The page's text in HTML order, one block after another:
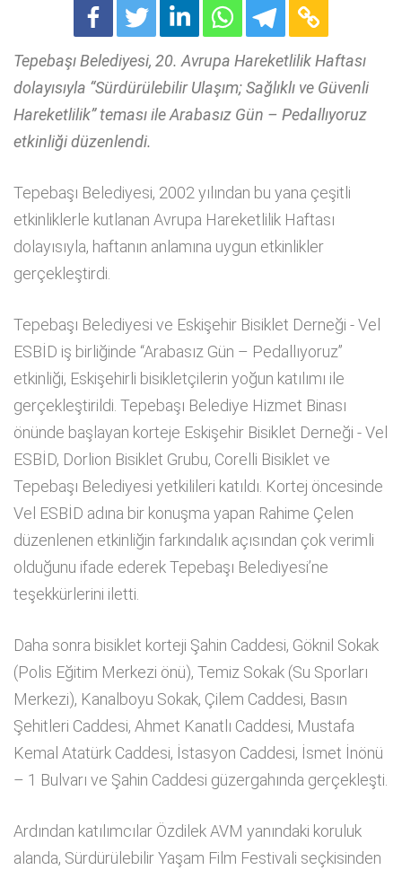
Tepebaşı Belediyesi, 20. Avrupa Hareketlilik Haftası
dolayısıyla “Sürdürülebilir Ulaşım; Sağlıklı ve Güvenli
Hareketlilik” teması ile Arabasız Gün – Pedallıyoruz
etkinliği düzenlendi.
Tepebaşı Belediyesi, 2002 yılından bu yana çeşitli
etkinliklerle kutlanan Avrupa Hareketlilik Haftası
dolayısıyla, haftanın anlamına uygun etkinlikler
gerçekleştirdi.
Tepebaşı Belediyesi ve Eskişehir Bisiklet Derneği - Vel
ESBİD iş birliğinde “Arabasız Gün – Pedallıyoruz”
etkinliği, Eskişehirli bisikletçilerin yoğun katılımı ile
gerçekleştirildi. Tepebaşı Belediye Hizmet Binası
önünde başlayan korteje Eskişehir Bisiklet Derneği - Vel
ESBİD, Dorlion Bisiklet Grubu, Corelli Bisiklet ve
Tepebaşı Belediyesi yetkilileri katıldı. Kortej öncesinde
Vel ESBİD adına bir konuşma yapan Rahime Çelen
düzenlenen etkinliğin farkındalık açısından çok verimli
olduğunu ifade ederek Tepebaşı Belediyesi’ne
teşekkürlerini iletti.
Daha sonra bisiklet korteji Şahin Caddesi, Göknil Sokak
(Polis Eğitim Merkezi önü), Temiz Sokak (Su Sporları
Merkezi), Kanalboyu Sokak, Çilem Caddesi, Basın
Şehitleri Caddesi, Ahmet Kanatlı Caddesi, Mustafa
Kemal Atatürk Caddesi, İstasyon Caddesi, İsmet İnönü
– 1 Bulvarı ve Şahin Caddesi güzergahında gerçekleşti.
Ardından katılımcılar Özdilek AVM yanındaki koruluk
alanda, Sürdürülebilir Yaşam Film Festivali seçkisinden